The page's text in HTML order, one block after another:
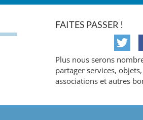
FAITES PASSER !
Plus nous serons
partager services,
associations et autres